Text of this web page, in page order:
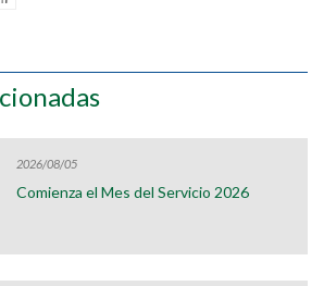
2026/08/05
Comienza el Mes del Servicio 2026